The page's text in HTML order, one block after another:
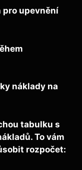
pro upevnění
náklady na
tabulku s
To vám
rozpočet: